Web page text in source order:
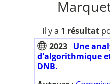
Il y a 1 résultat
2023 Une
d'algorithmique
DNB.